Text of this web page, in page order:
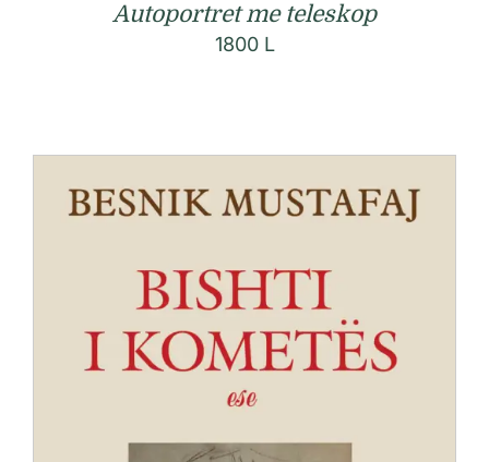
Autoportret me teleskop
1800 L